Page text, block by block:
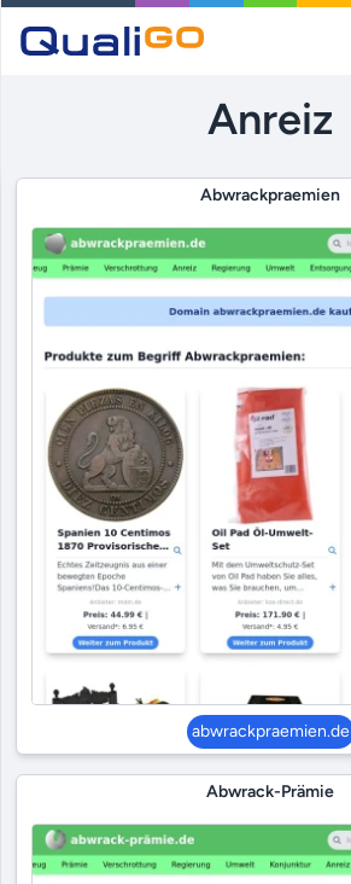
Anreiz
Abwrackpraemien
abwrackpraemien.de
Abwrack-Prämie